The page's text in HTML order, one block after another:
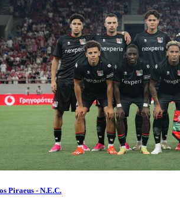
Piraeus - N.E.C.